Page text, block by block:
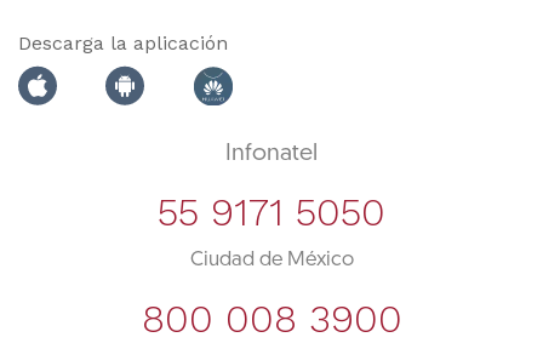
Descarga la aplicación
Infonatel
55 9171 5050
Ciudad de México
800 008 3900